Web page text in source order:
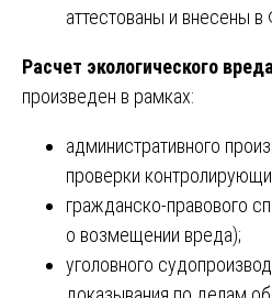
аттестованы и внесены
Расчет экологического вреда
произведен в рамках:
административного
проверки
гражданско-правового
о возмещении вреда);
уголовного